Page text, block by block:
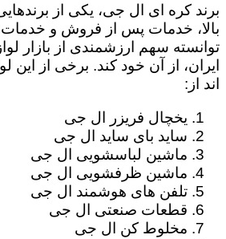
برند کره ای ال جی، یکی از
بالا، خدمات پس از فروش و
توانسته سهم ارزشمندی از بازار
ایران، از آن خود کند. برخی از این
اند از:
یخچال فریزر ال جی
ساید بای ساید ال جی
ماشین لباسشویی ال جی
ماشین ظرفشویی ال جی
تلفن های هوشمند ال جی
قطعات صنعتی ال جی
مخلوط کن ال جی